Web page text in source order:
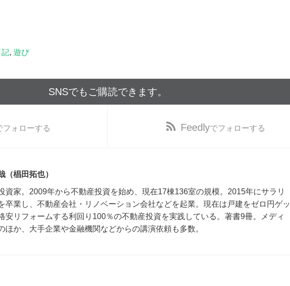
記, 遊び
SNSでもご購読できます。
フォローする Feedlyでフォローする
（椙田拓也）
資家。2009年から不動産投資を始め、現在17棟136室の規模。2015年にサラリ
卒業し、不動産会社・リノベーション会社などを起業。現在は戸建をゼロ円ゲッ
安リフォームする利回り100％の不動産投資を実践している。著書9冊。メディ
ほか、大手企業や金融機関などからの講演依頼も多数。